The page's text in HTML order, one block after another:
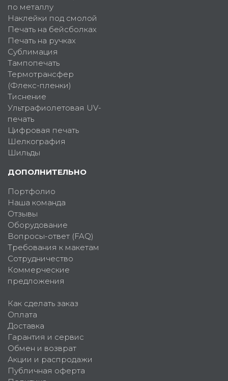
по металлу
Наклейки под смолой
Печать на бейсболках
Печать на ручках
Сублимация
Тампопечать
Термотрансфер
(Флекс-пленки)
Тиснение
Ультрафиолетовая UV-
печать
Цифровая печать
Шелкография
Шильды
ДОПОЛНИТЕЛЬНО
Портфолио
Наша команда
Отзывы
Оборудование
Вопросы-ответ (FAQ)
Требования к макетам
Сотрудничество
Коммерческие
предложения
Как сделать заказ
Оплата
Доставка
Гарантия и сервис
Обмен и возврат
Акции и распродажи
Публичная оферта